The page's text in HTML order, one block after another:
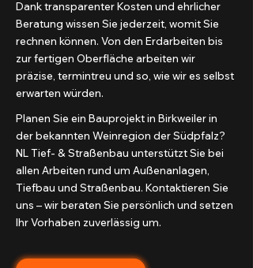
Dank transparenter Kosten und ehrlicher
Beratung wissen Sie jederzeit, womit Sie
rechnen können. Von den Erdarbeiten bis
zur fertigen Oberfläche arbeiten wir
präzise, termintreu und so, wie wir es selbst
erwarten würden.
Planen Sie ein Bauprojekt in Birkweiler in
der bekannten Weinregion der Südpfalz?
NL Tief- & Straßenbau unterstützt Sie bei
allen Arbeiten rund um Außenanlagen,
Tiefbau und Straßenbau. Kontaktieren Sie
uns – wir beraten Sie persönlich und setzen
Ihr Vorhaben zuverlässig um.